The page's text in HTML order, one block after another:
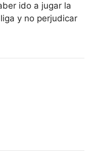
ido a jugar la
y no perjudicar